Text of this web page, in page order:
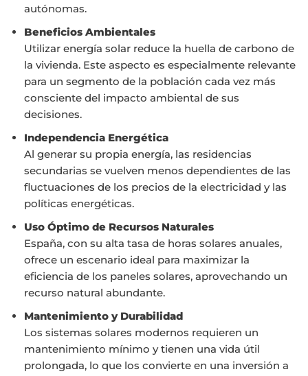
autónomas.
Beneficios Ambientales
Utilizar energía solar reduce la huella de carbono de
la vivienda. Este aspecto es especialmente relevante
para un segmento de la población cada vez más
consciente del impacto ambiental de sus
decisiones.
Independencia Energética
Al generar su propia energía, las residencias
secundarias se vuelven menos dependientes de las
fluctuaciones de los precios de la electricidad y las
políticas energéticas.
Uso Óptimo de Recursos Naturales
España, con su alta tasa de horas solares anuales,
ofrece un escenario ideal para maximizar la
eficiencia de los paneles solares, aprovechando un
recurso natural abundante.
Mantenimiento y Durabilidad
Los sistemas solares modernos requieren un
mantenimiento mínimo y tienen una vida útil
prolongada, lo que los convierte en una inversión a